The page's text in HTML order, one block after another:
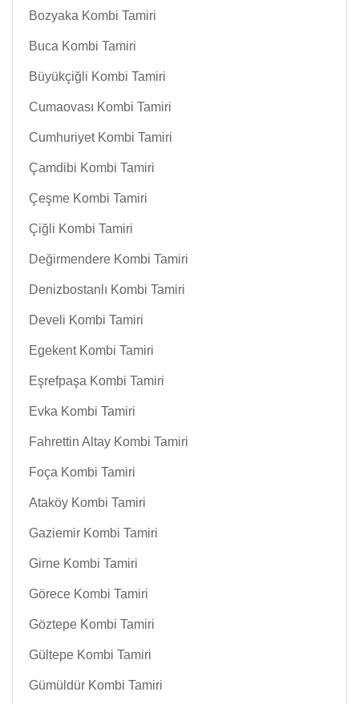
Bozyaka Kombi Tamiri
Buca Kombi Tamiri
Büyükçiğli Kombi Tamiri
Cumaovası Kombi Tamiri
Cumhuriyet Kombi Tamiri
Çamdibi Kombi Tamiri
Çeşme Kombi Tamiri
Çiğli Kombi Tamiri
Değirmendere Kombi Tamiri
Denizbostanlı Kombi Tamiri
Develi Kombi Tamiri
Egekent Kombi Tamiri
Eşrefpaşa Kombi Tamiri
Evka Kombi Tamiri
Fahrettin Altay Kombi Tamiri
Foça Kombi Tamiri
Ataköy Kombi Tamiri
Gaziemir Kombi Tamiri
Girne Kombi Tamiri
Görece Kombi Tamiri
Göztepe Kombi Tamiri
Gültepe Kombi Tamiri
Gümüldür Kombi Tamiri